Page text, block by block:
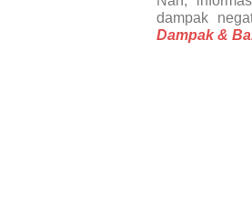
dampak
Dampak &